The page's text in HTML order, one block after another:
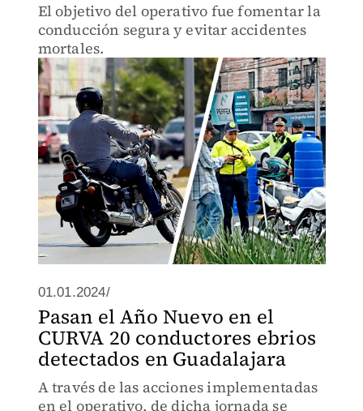
El objetivo del operativo fue fomentar la
conducción segura y evitar accidentes
mortales.
01.01.2024/
Pasan el Año Nuevo en el
CURVA 20 conductores ebrios
detectados en Guadalajara
A través de las acciones implementadas
en el operativo, de dicha jornada se